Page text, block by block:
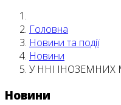
Головна
Новини та події
Новини
У ННІ ІНОЗЕМНИХ
Новини